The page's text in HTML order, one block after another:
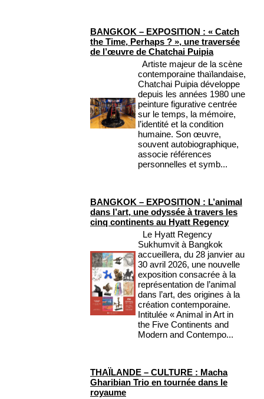
BANGKOK – EXPOSITION : « Catch
the Time, Perhaps ? », une traversée
de l’œuvre de Chatchai Puipia
Artiste majeur de la scène
contemporaine thaïlandaise,
Chatchai Puipia développe
depuis les années 1980 une
peinture figurative centrée
sur le temps, la mémoire,
l’identité et la condition
humaine. Son œuvre,
souvent autobiographique,
associe références
personnelles et symb...
BANGKOK – EXPOSITION : L’animal
dans l’art, une odyssée à travers les
cinq continents au Hyatt Regency
Le Hyatt Regency
Sukhumvit à Bangkok
accueillera, du 28 janvier au
30 avril 2026, une nouvelle
exposition consacrée à la
représentation de l’animal
dans l’art, des origines à la
création contemporaine.
Intitulée « Animal in Art in
the Five Continents and
Modern and Contempo...
THAÏLANDE – CULTURE : Macha
Gharibian Trio en tournée dans le
royaume